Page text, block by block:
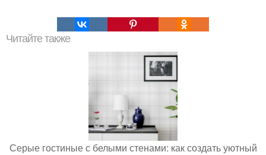
Читайте также
Серые гостиные с белыми стенами: как создать уютный